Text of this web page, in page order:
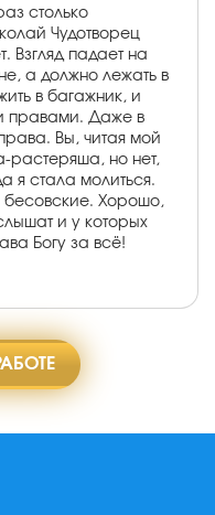
столько
Чудотворец
Взгляд падает на
а должно лежать в
в багажник, и
правами. Даже в
Вы, читая мой
растеряша, но нет,
я стала молиться.
бесовские. Хорошо,
и у которых
Богу за всё!